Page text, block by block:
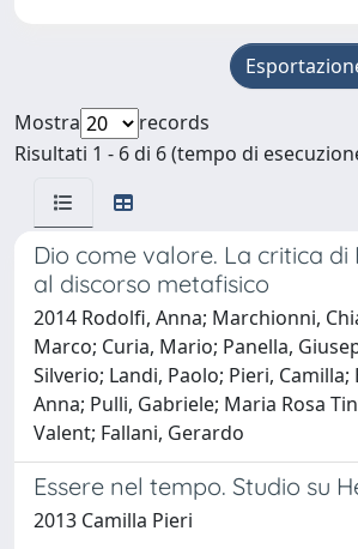
Mostra
records
Risultati 1 - 6 di 6 (tempo di
Dio come valore. La critica di
al discorso metafisico
2014 Rodolfi, Anna; Marchionni,
Marco; Curia, Mario; Panella,
Silverio; Landi, Paolo; Pieri,
Anna; Pulli, Gabriele; Maria Rosa
Valent; Fallani, Gerardo
Essere nel tempo. Studio su
2013 Camilla Pieri